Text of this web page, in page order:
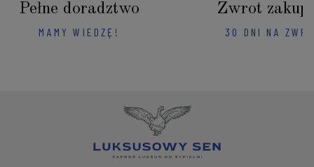
Pełne doradztwo
MAMY WIEDZĘ!
Zwrot
30 DNI NA